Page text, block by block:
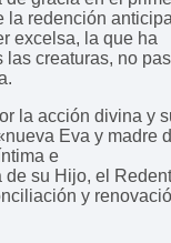
la redención
excelsa, la que ha
las creaturas, no
la acción divina y
Eva y madre
e
su Hijo, el
y